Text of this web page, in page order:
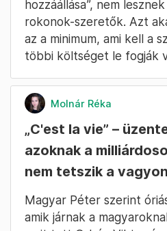
A Fidesz szerinte több
el, majd a köztévén
szavazóknak üzent. Kb.
kaptak 4 év alatt a
lakhatási vagy
a frakciónak, majd a
Számvevőszék feladata
vizsgálata.
„Nálunk a teljes
hozzáállása”, nem lesznek
rokonok-szeretők. Azt
az a minimum, ami kell a
többi költséget le fogják